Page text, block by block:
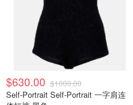
$630.00 $1000.00
Self-Portrait Self-Portrait 一字肩连